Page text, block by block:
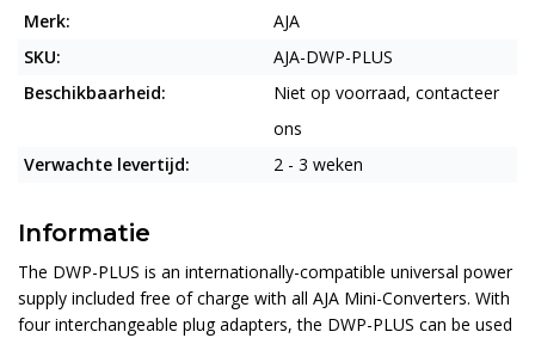
Merk:
AJA
SKU:
AJA-DWP-PLUS
Beschikbaarheid:
Niet op voorraad, contacteer
ons
Verwachte levertijd:
2 - 3 weken
Informatie
The DWP-PLUS is an internationally-compatible universal power
supply included free of charge with all AJA Mini-Converters. With
four interchangeable plug adapters, the DWP-PLUS can be used